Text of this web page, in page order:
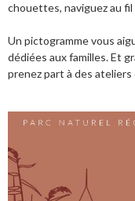
chouettes, naviguez au
Un pictogramme vous
dédiées aux familles. Et
prenez part à des